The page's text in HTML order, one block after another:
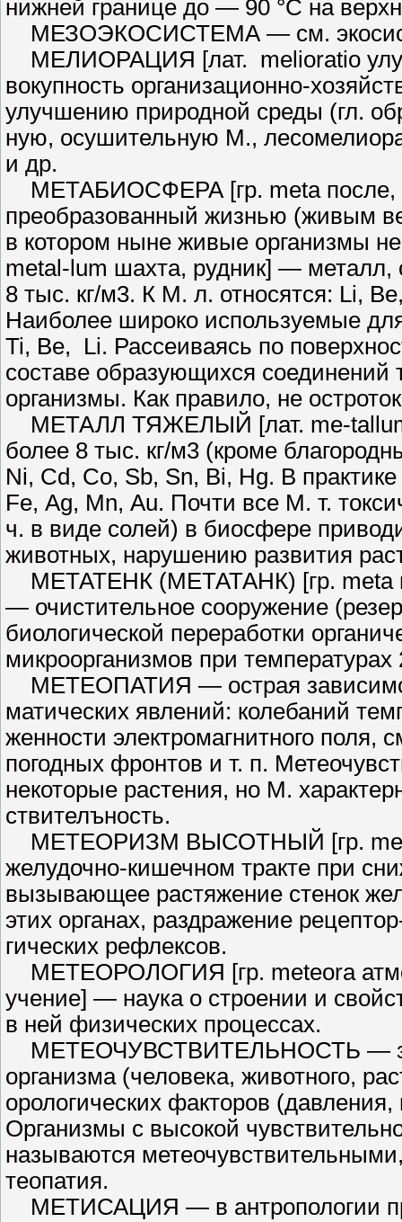
нижней границе до — 90 °С на
МЕЗОЭКОСИСТЕМА — см.
МЕЛИОРАЦИЯ [лат. melioratio
вокупность организационно-
улучшению природной среды (гл.
ную, осушительную М.,
и др.
МЕТАБИОСФЕРА [гр. meta пос­ле,
преобразованный жизнью (живым
в котором ныне жи­вые организмы
metal-lum шахта, рудник] —
8 тыс. кг/м3. К М. л. относятся: Li,
Наиболее широко используемые
Ti, Ве, Li. Рассеиваясь по
составе образующихся соедине­ний
организмы. Как правило, не
МЕТАЛЛ ТЯЖЕЛЫЙ [лат. me-tallum
более 8 тыс. кг/м3 (кроме
Ni, Сd, Со, Sb, Sn, Вi, Hg. В
Fе, Аg, Мn, Аu. Почти все М. т.
ч. в виде солей) в биосфере
животных, нарушению развития
МЕТАТЕНК (МЕТАТАНК) [гр. meta
— очистительное со­оружение
биологической пере­работки
микроорганизмов при
МЕТЕОПАТИЯ — острая
матических явлений: колебаний
женности электромагнитного
погодных фронтов и т. п.
некоторые растения, но М.
ствителъность.
МЕТЕОРИЗМ ВЫСОТНЫЙ [гр.
желудочно-кишечном тракте при
вызывающее растяжение стенок
этих органах, раздражение
гических рефлексов.
МЕТЕОРОЛОГИЯ [гр. meteora
учение] — наука о строении и
в ней физических процессах.
МЕТЕОЧУВСТВИТЕЛЬНОСТЬ —
организма (человека, животного,
орологических факторов
Организмы с высокой
называются
теопатия.
МЕТИСАЦИЯ — в антропологии